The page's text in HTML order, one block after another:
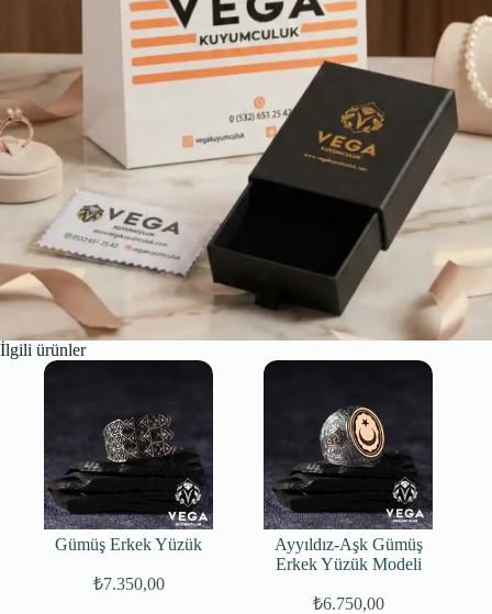
İlgili ürünler
Gümüş Erkek Yüzük
₺7.350,00
Ayyıldız-Aşk Gümüş
Erkek Yüzük Modeli
₺6.750,00